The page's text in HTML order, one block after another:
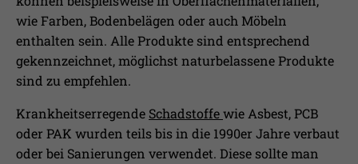
wie Farben, Bodenbelägen oder auch Möbeln
enthalten sein. Alle Produkte sind entsprechend
gekennzeichnet, möglichst naturbelassene Produkte
sind zu empfehlen.
Krankheitserregende Schadstoffewie Asbest, PCB
oder PAK wurden teils bis in die 1990er Jahre verbaut
oder bei Sanierungen verwendet. Diese sollte man